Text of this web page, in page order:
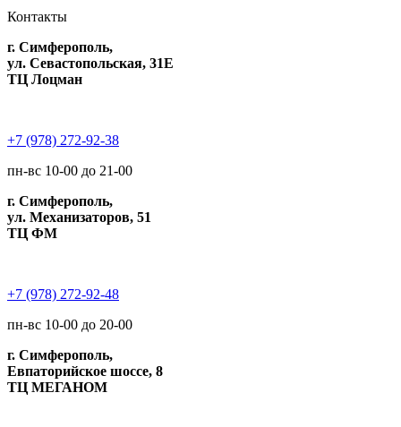
Контакты
г. Симферополь,
ул. Севастопольская, 31Е
ТЦ Лоцман
+7 (978) 272-92-38
пн-вс 10-00 до 21-00
г. Симферополь,
ул. Механизаторов, 51
ТЦ ФМ
+7 (978) 272-92-48
пн-вс 10-00 до 20-00
г. Симферополь,
Евпаторийское шоссе, 8
ТЦ МЕГАНОМ